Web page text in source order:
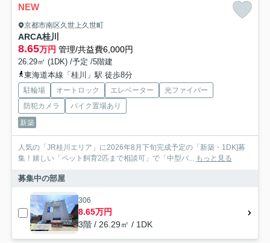
NEW
京都市南区久世上久世町
ARCA桂川
8.65万円 管理/共益費6,000円
26.29㎡ (1DK) /予定 /5階建
東海道本線「桂川」駅 徒歩8分
駐輪場 オートロック エレベーター
光ファイバー
防犯カメラ
バイク置場あり
新築
人気の「JR桂川エリア」に2026年8月下旬完成予定の「新築・1DK]募
集！嬉しい「ペット飼育2匹まで相談可」で「中型バ... もっと見る
募集中の部屋
306
8.65万円
3階 / 26.29㎡ / 1DK